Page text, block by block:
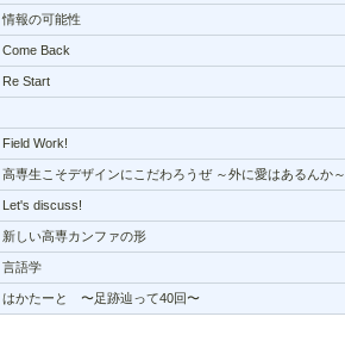
情報の可能性
Come Back
Re Start
Field Work!
高専生こそデザインにこだわろうぜ ～外に愛はあるんか～
Let's discuss!
新しい高専カンファの形
言語学
はかたーと 〜足跡辿って40回〜